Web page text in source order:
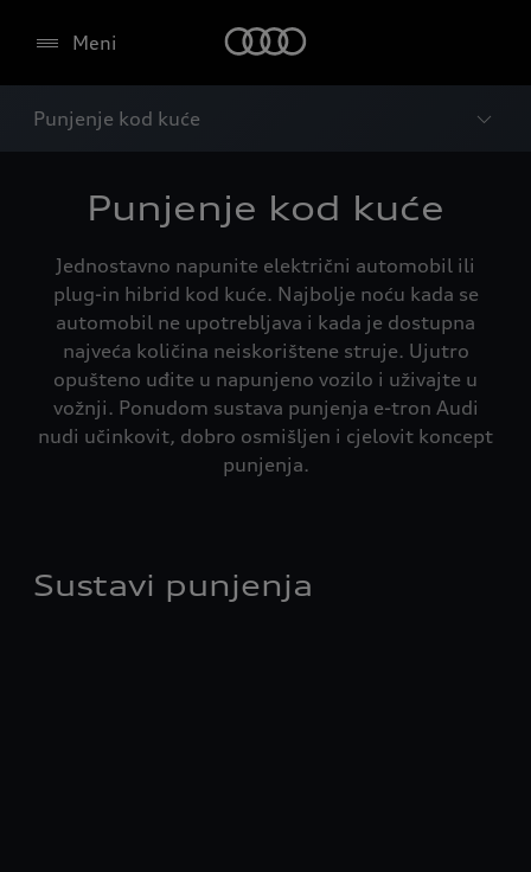
Meni
Punjenje kod kuće
Punjenje kod kuće
Jednostavno napunite električni automobil ili
plug-in hibrid kod kuće. Najbolje noću kada se
automobil ne upotrebljava i kada je dostupna
najveća količina neiskorištene struje. Ujutro
opušteno uđite u napunjeno vozilo i uživajte u
vožnji. Ponudom sustava punjenja e-tron Audi
nudi učinkovit, dobro osmišljen i cjelovit koncept
punjenja.
Sustavi punjenja